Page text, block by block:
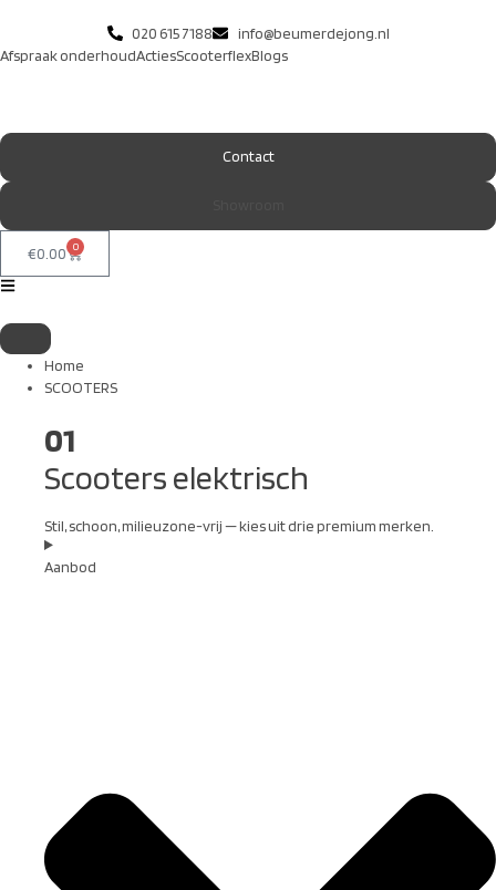
020 615 7188
info@beumerdejong.nl
Afspraak onderhoudActiesScooterflexBlogs
Contact
€0.00 0
Home
SCOOTERS
01
Scooters elektrisch
Stil, schoon, milieuzone-vrij — kies uit drie premium merken.
Aanbod